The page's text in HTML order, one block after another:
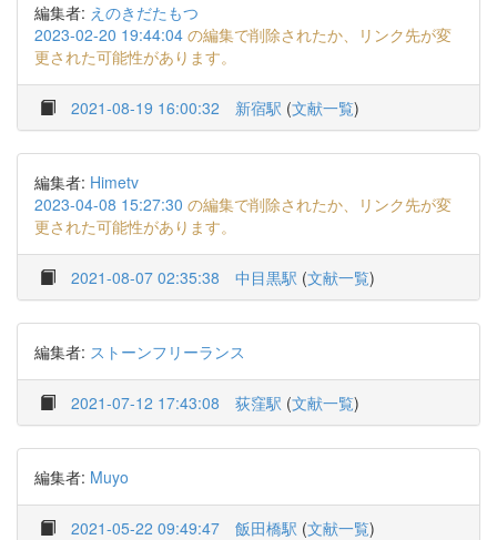
編集者: えのきだたもつ
2023-02-20 19:44:04 の編集で削除されたか、リンク先が変
更された可能性があります。
2021-08-19 16:00:32 新宿駅 (文献一覧)
編集者: Himetv
2023-04-08 15:27:30 の編集で削除されたか、リンク先が変
更された可能性があります。
2021-08-07 02:35:38 中目黒駅 (文献一覧)
編集者: ストーンフリーランス
2021-07-12 17:43:08 荻窪駅 (文献一覧)
編集者: Muyo
2021-05-22 09:49:47 飯田橋駅 (文献一覧)